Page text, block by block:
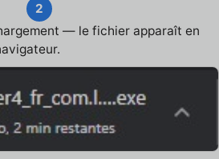
2
— le fichier apparaît en